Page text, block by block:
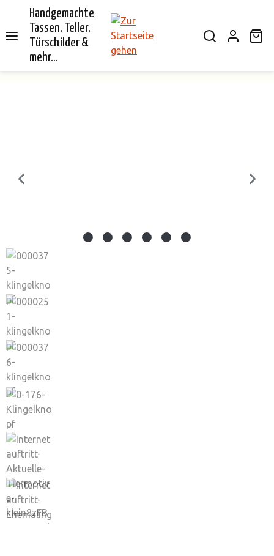
springen
Handgemachte
Tassen, Teller,
Türschilder &
mehr...